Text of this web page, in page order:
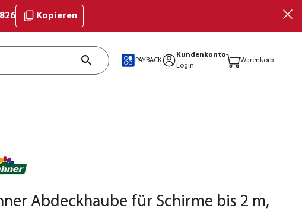
Kopieren
PAYBACK
Kundenkonto
Login
Warenkorb
Abdeckhaube für Schirme bis 2 m,